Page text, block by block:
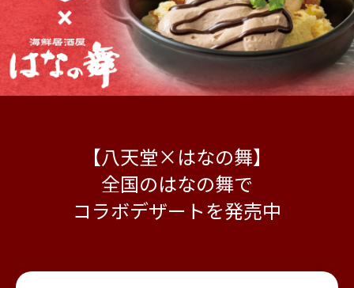
【八天堂×はなの舞】
全国のはなの舞で
コラボデザートを発売中